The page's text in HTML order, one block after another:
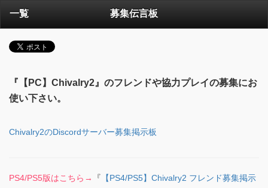
一覧 募集伝言板
『【PC】Chivalry2』のフレンドや協力プレイの募集にお
使い下さい。
Chivalry2のDiscordサーバー募集掲示板
PS4/PS5版はこちら→ 『 【PS4/PS5】Chivalry2 フレンド募集掲示